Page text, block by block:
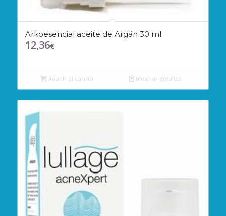
Arkoesencial aceite de Argán 30 ml
12,36€
Añadir al carrito Mostrar detalles